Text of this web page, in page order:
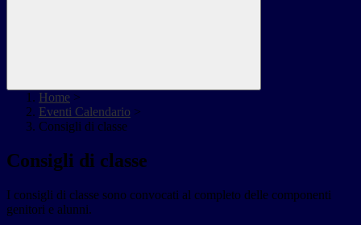
Home >
Eventi Calendario >
Consigli di classe
Consigli di classe
I consigli di classe sono convocati al completo delle componenti
genitori e alunni.